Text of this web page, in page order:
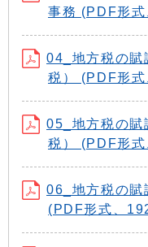
事務 (PDF形
04_地方税の賦
税） (PDF形
05_地方税の賦
税） (PDF形
06_地方税の賦
(PDF形式、